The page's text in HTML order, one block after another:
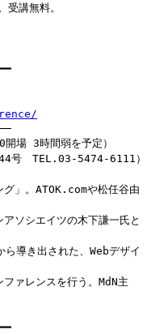
講無料。
場 3時間弱を予定）
44号 TEL.03-5474-6111）
グ」。ATOK.comや松任谷由
ソシエイツの木下謙一氏と
導き出された、Webデザイ
ァレンスを行う。MdN主